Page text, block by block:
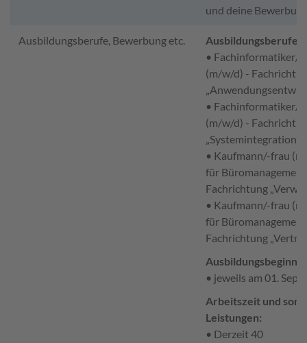
und deine
Ausbildungsberufe, Bewerbung etc.
Ausbildungsberufe:
• Fachinformatiker/
(m/w/d) -
• Fachinformatiker/
(m/w/d) -
„Systemintegration”
• Kaufmann/-frau
für
Fachrichtung
• Kaufmann/-frau
für
Fachrichtung
Ausbildungsbeginn:
• jeweils am 01.
Arbeitszeit und
Leistungen:
• Derzeit 40